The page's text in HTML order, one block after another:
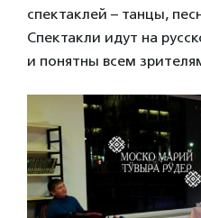
спектаклей – танцы,
Спектакли идут на
и понятны всем